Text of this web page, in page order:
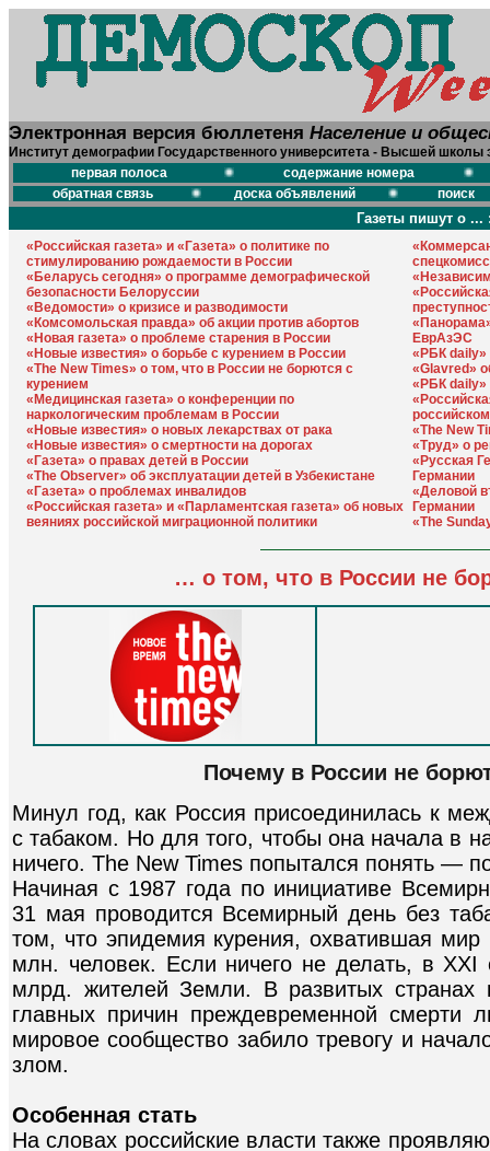
Электронная версия бюллетеня Население и
Институт демографии Государственного университета - Высшей школы
первая полоса
содержание номера
обратная связь
доска объявлений поиск
Газеты пишут о ...
«Российская газета» и «Газета» о политике по
стимулированию рождаемости в России
«Беларусь сегодня» о программе демографической
безопасности Белоруссии
«Ведомости» о кризисе и разводимости
«Комсомольская правда» об акции против абортов
«Новая газета» о проблеме старения в России
«Новые известия» о борьбе с курением в России
«The New Times» о том, что в России не борются с
курением
«Медицинская газета» о конференции по
наркологическим проблемам в России
«Новые известия» о новых лекарствах от рака
«Новые известия» о смертности на дорогах
«Газета» о правах детей в России
«The Observer» об эксплуатации детей в Узбекистане
«Газета» о проблемах инвалидов
«Российская газета» и «Парламентская газета» об новых
веяниях российской миграционной политики
ЕврАзЭС
«РБК daily»
«Glavred»
«РБК daily»
«The New
«Труд» о
«Русская
Германии
«Деловой
Германии
«The
… о том, что в России не
Почему в России не
Минул год, как Россия присоединилась к
с табаком. Но для того, чтобы она начала в
ничего. The New Times попытался понять —
Начиная с 1987 года по инициативе
31 мая проводится Всемирный день без
том, что эпидемия курения, охватившая
млн. человек. Если ничего не делать, в XXI
млрд. жителей Земли. В развитых странах
главных причин преждевременной смерти
мировое сообщество забило тревогу и
злом.
Особенная стать
На словах российские власти также